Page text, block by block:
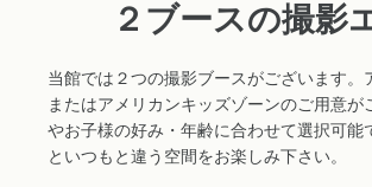
２ブースの撮影
当館では２つの撮影ブースがございます。
またはアメリカンキッズゾーンのご用意が
やお子様の好み・年齢に合わせて選択可能
といつもと違う空間をお楽しみ下さい。